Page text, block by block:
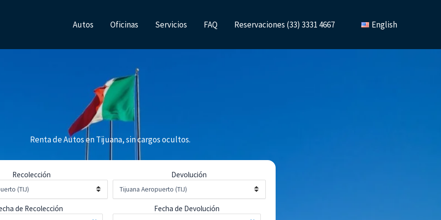
Autos Oficinas Servicios FAQ Reservaciones (33) 3331 4667 English
Renta de Autos en Tijuana, sin cargos ocultos.
Recolección Devolución
de Recolección Fecha de Devolución